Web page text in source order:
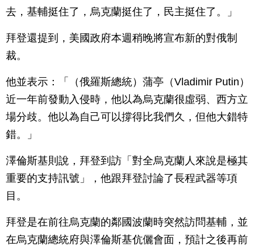
去，基輔挺住了，烏克蘭挺住了，民主挺住了。」
拜登還提到，美國政府本週稍晚將宣布新的對俄制
裁。
他並表示：「（俄羅斯總統）蒲亭（Vladimir Putin）
近一年前發動入侵時，他以為烏克蘭很虛弱、西方立
場分歧。他以為自己可以撐得比我們久，但他大錯特
錯。」
澤倫斯基則說，拜登到訪「對全烏克蘭人來說是極其
重要的支持訊號」，他跟拜登討論了長程武器等項
目。
拜登是在前往烏克蘭的鄰國波蘭時突然訪問基輔，並
在烏克蘭總統府與澤倫斯基伉儷會面，預計之後再前